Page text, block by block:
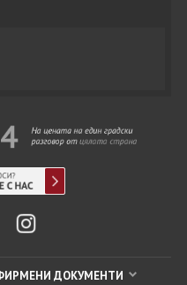
ДОКУМЕНТИ